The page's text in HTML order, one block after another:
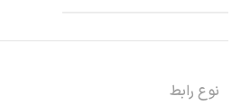
نوع رابط